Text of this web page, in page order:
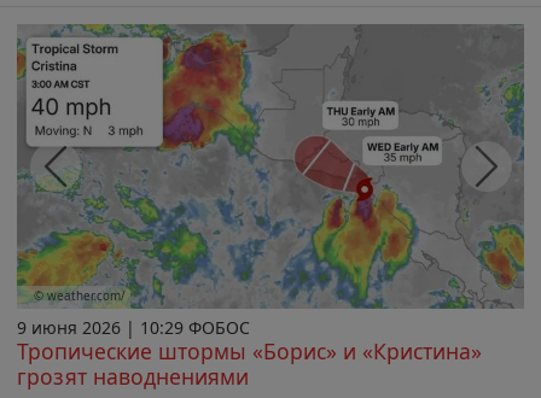
© weather.com/
Previous Next
9 июня 2026 | 10:29 ФОБОС
Тропические штормы «Борис» и «Кристина»
грозят наводнениями